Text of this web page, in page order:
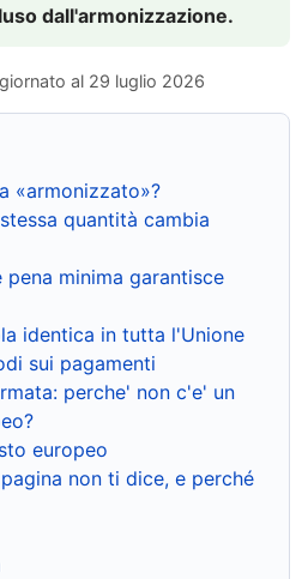
dall'armonizzazione.
al 29 luglio 2026
«armonizzato»?
quantità cambia
pena minima garantisce
identica in tutta l'Unione
sui pagamenti
perche' non c'e' un
europeo
non ti dice, e perché